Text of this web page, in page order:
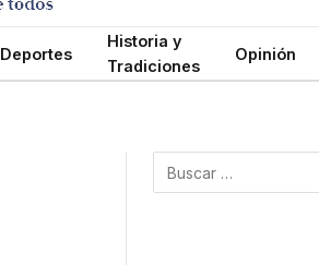
Deportes
Historia y
Tradiciones
Opinión